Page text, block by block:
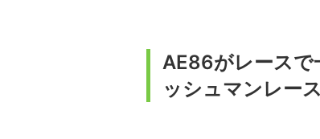
AE86がレースで
ッシュマンレース